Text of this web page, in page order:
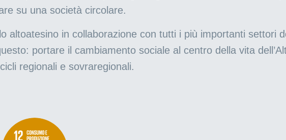
su una società circolare.
altoatesino in collaborazione con tutti i più importanti settori
portare il cambiamento sociale al centro della vita
regionali e sovraregionali.